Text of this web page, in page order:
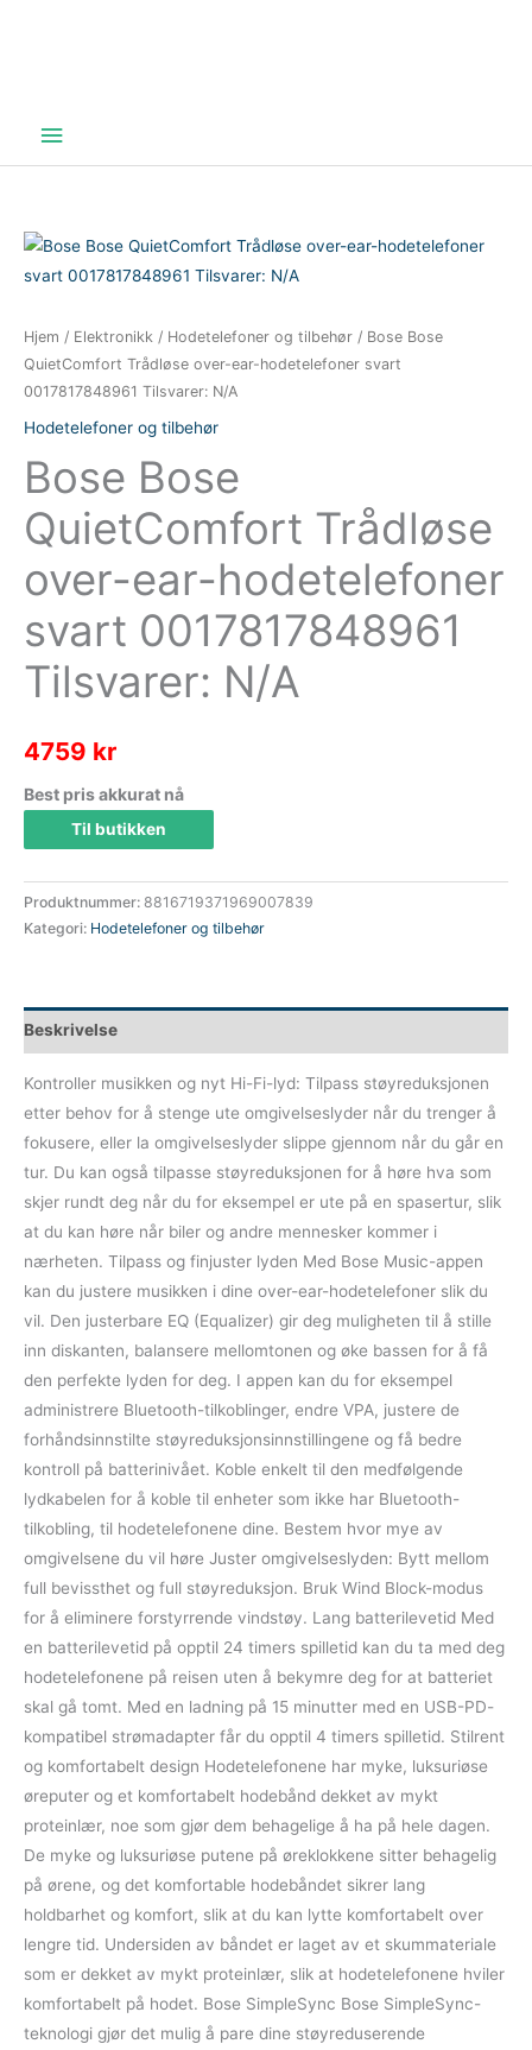
Hovedmeny
Hjem / Elektronikk / Hodetelefoner og tilbehør / Bose Bose
QuietComfort Trådløse over-ear-hodetelefoner svart
0017817848961 Tilsvarer: N/A
Hodetelefoner og tilbehør
Bose Bose
QuietComfort Trådløse
over-ear-hodetelefoner
svart 0017817848961
Tilsvarer: N/A
4759 kr
Best pris akkurat nå
Til butikken
Produktnummer: 8816719371969007839
Kategori: Hodetelefoner og tilbehør
Beskrivelse
Kontroller musikken og nyt Hi-Fi-lyd: Tilpass støyreduksjonen
etter behov for å stenge ute omgivelseslyder når du trenger å
fokusere, eller la omgivelseslyder slippe gjennom når du går en
tur. Du kan også tilpasse støyreduksjonen for å høre hva som
skjer rundt deg når du for eksempel er ute på en spasertur, slik
at du kan høre når biler og andre mennesker kommer i
nærheten. Tilpass og finjuster lyden Med Bose Music-appen
kan du justere musikken i dine over-ear-hodetelefoner slik du
vil. Den justerbare EQ (Equalizer) gir deg muligheten til å stille
inn diskanten, balansere mellomtonen og øke bassen for å få
den perfekte lyden for deg. I appen kan du for eksempel
administrere Bluetooth-tilkoblinger, endre VPA, justere de
forhåndsinnstilte støyreduksjonsinnstillingene og få bedre
kontroll på batterinivået. Koble enkelt til den medfølgende
lydkabelen for å koble til enheter som ikke har Bluetooth-
tilkobling, til hodetelefonene dine. Bestem hvor mye av
omgivelsene du vil høre Juster omgivelseslyden: Bytt mellom
full bevissthet og full støyreduksjon. Bruk Wind Block-modus
for å eliminere forstyrrende vindstøy. Lang batterilevetid Med
en batterilevetid på opptil 24 timers spilletid kan du ta med deg
hodetelefonene på reisen uten å bekymre deg for at batteriet
skal gå tomt. Med en ladning på 15 minutter med en USB-PD-
kompatibel strømadapter får du opptil 4 timers spilletid. Stilrent
og komfortabelt design Hodetelefonene har myke, luksuriøse
øreputer og et komfortabelt hodebånd dekket av mykt
proteinlær, noe som gjør dem behagelige å ha på hele dagen.
De myke og luksuriøse putene på øreklokkene sitter behagelig
på ørene, og det komfortable hodebåndet sikrer lang
holdbarhet og komfort, slik at du kan lytte komfortabelt over
lengre tid. Undersiden av båndet er laget av et skummateriale
som er dekket av mykt proteinlær, slik at hodetelefonene hviler
komfortabelt på hodet. Bose SimpleSync Bose SimpleSync-
teknologi gjør det mulig å pare dine støyreduserende